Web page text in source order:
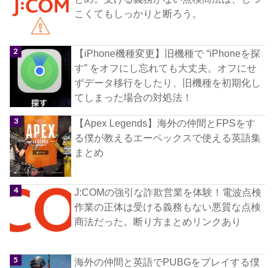
こくてもしっかりと断ろう。
【iPhone機種変更】旧機種で “iPhoneを探
す” をオフにし忘れても大丈夫。オフにせ
ずデータ移行をしたり、旧機種を初期化し
てしまった場合の対処法！
【Apex Legends】海外の仲間とFPSをす
る僕が教えるエーペックスで使える英語集
まとめ
J:COMの強引な詐欺営業を体験！電波点検
作業の正体は受ける義務もない悪質な点検
商法だった。断り方まとめリンクあり
海外の仲間と英語でPUBGをプレイする僕